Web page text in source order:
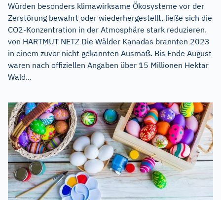
Würden besonders klimawirksame Ökosysteme vor der
Zerstörung bewahrt oder wiederhergestellt, ließe sich die
CO2-Konzentration in der Atmosphäre stark reduzieren.
von HARTMUT NETZ Die Wälder Kanadas brannten 2023
in einem zuvor nicht gekannten Ausmaß. Bis Ende August
waren nach offiziellen Angaben über 15 Millionen Hektar
Wald...